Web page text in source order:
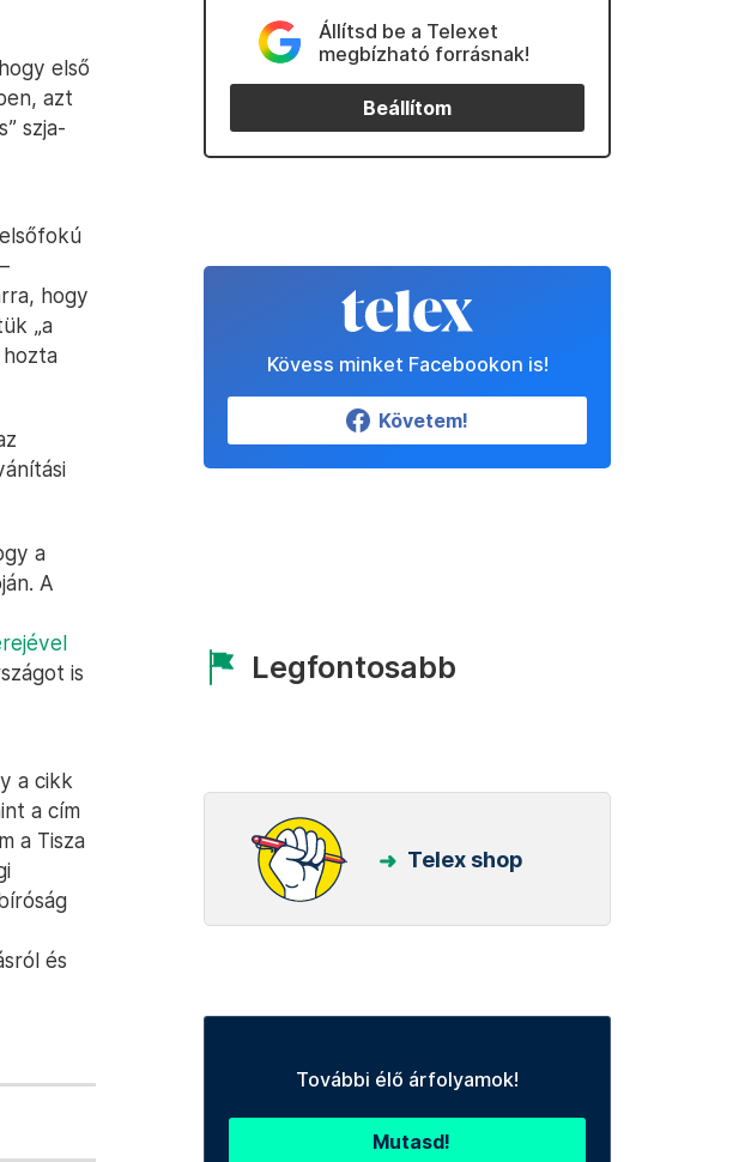
első
azt
szja-
hogy
„a
a
A
is
a cikk
a cím
a Tisza
és
Állítsd be a Telexet
megbízható forrásnak!
Beállítom
Kövess minket Facebookon is!
Követem!
Legfontosabb
Telex shop
További élő árfolyamok!
Mutasd!